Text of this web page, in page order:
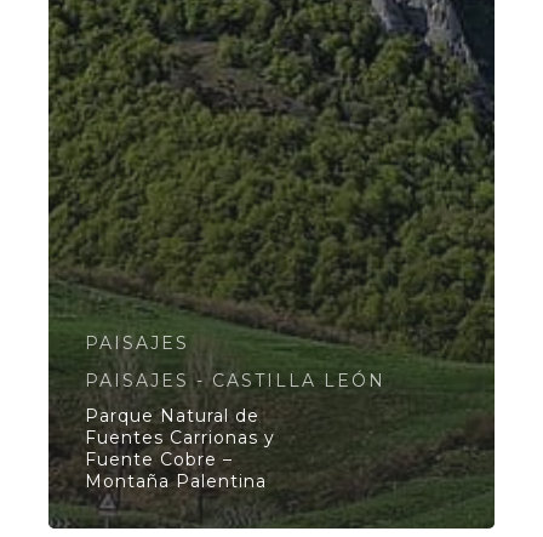
PAISAJES
PAISAJES - CASTILLA LEÓN
Parque Natural de
Fuentes Carrionas y
Fuente Cobre –
Montaña Palentina